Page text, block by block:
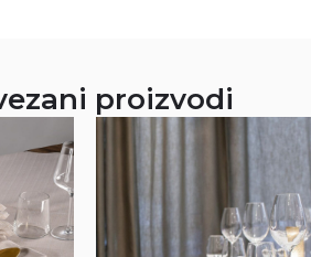
proizvodi